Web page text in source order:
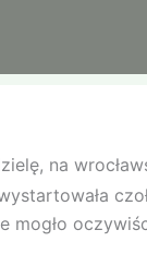
na
mogło